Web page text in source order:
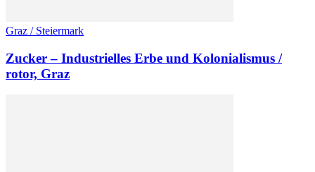
Graz / Steiermark
Zucker – Industrielles Erbe und Kolonialismus /
rotor, Graz